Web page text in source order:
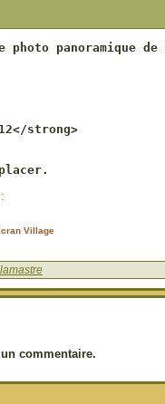
photo panoramique
Village
commentaire.